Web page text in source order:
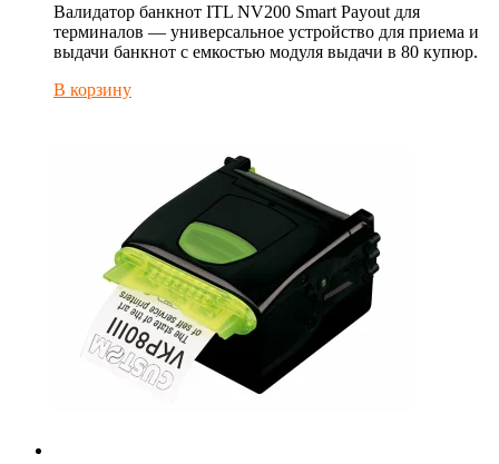
Валидатор банкнот ITL NV200 Smart Payout для
терминалов — универсальное устройство для приема и
выдачи банкнот с емкостью модуля выдачи в 80 купюр.
В корзину